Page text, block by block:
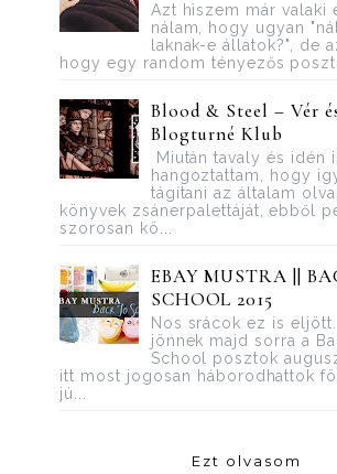
Azt hiszem már valaki
nálam, hogy ugyan
laknak-e állatok?", de
hogy egy random tényezős
Blood ​& Steel – Vér és
Blogturné Klub
Miután tavaly és idén
hangoztattam, hogy
tágítani az általam
könyvek zsánerpalettáját, ebből
szorosan kö...
EBAY MUSTRA ||
SCHOOL 2015
Nos srácok ez is
jönnek majd sorra a
School posztok
itt most jogosan háborodhattok
jú...
Ezt olvasom